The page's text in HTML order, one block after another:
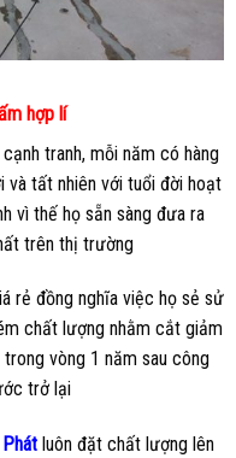
hợp lí
tranh, mỗi năm có hàng
tất nhiên với tuổi đời hoạt
vì thế họ sẵn sàng đưa ra
trên thị trường
rẻ đồng nghĩa việc họ sẻ sử
chất lượng nhằm cắt giảm
vòng 1 năm sau công
trở lại
luôn đặt chất lượng lên